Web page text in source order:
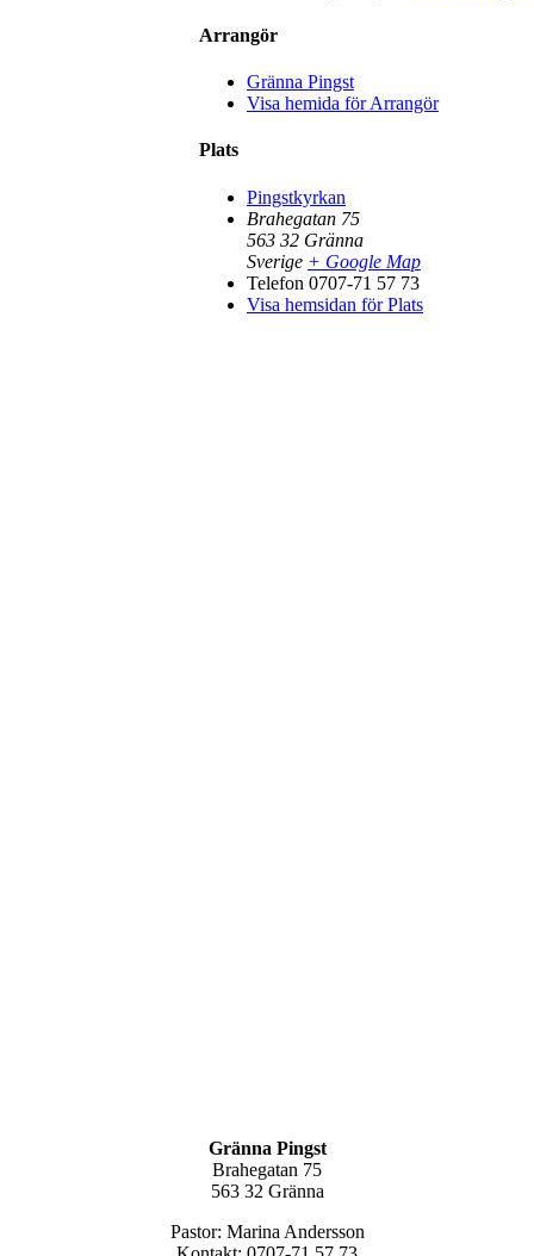
Arrangör
Gränna Pingst
Visa hemida för Arrangör
Plats
Pingstkyrkan
Brahegatan 75
563 32 Gränna
Sverige + Google Map
Telefon 0707-71 57 73
Visa hemsidan för Plats
Gränna Pingst
Brahegatan 75
563 32 Gränna
Pastor: Marina Andersson